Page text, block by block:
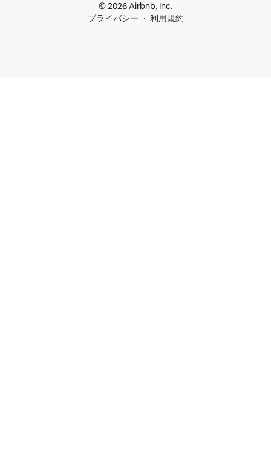
© 2026 Airbnb, Inc.
プライバシー
利用規約